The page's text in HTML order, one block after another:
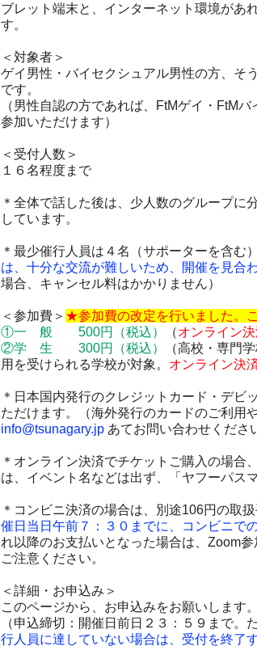
ブレット端末と、インターネット環境があ
す。
＜対象者＞
ゲイ男性・ バイセクシュアル男性の方、そ
です。
（男性自認の方であれば、FtMゲイ・FtMバ
参加いただけます）
＜受付人数＞
１６ 名程度まで
＊全体で話した後は、少人数のグループに
しています。
＊最少催行人員は４名（サポーターを含む）
は、十分な交流が難しいため、開催を見合
場合、キャンセル料はかかりません）
＜参加費＞ ★参加費の改定を行いました。
①一 般 500円
（税込） （オンライン
②学 生 300円 （税込）
（高校・専門
用を受けられる学校が対象。 オンライン決
＊日本国内発行のクレジットカード・デビ
ただけます。（海外発行のカードのご利用
info@tsunagary.jp あてお問い合わせくださ
＊オンライン決済でチケットご購入の場合
は、イベント名などは出ず、「ヤフーパス
＊コンビニ決済の場合は、別途106円の取
催日当日午前７：３０までに、コンビニで
れ以降のお支払いとなった場合は、Zoom参
ご注意ください。
＜詳細・お申込み＞
このページから、お申込みをお願いします。
（申込締切：開催日前日２３：５９まで。
行人員に達していない場合は、受付を終了